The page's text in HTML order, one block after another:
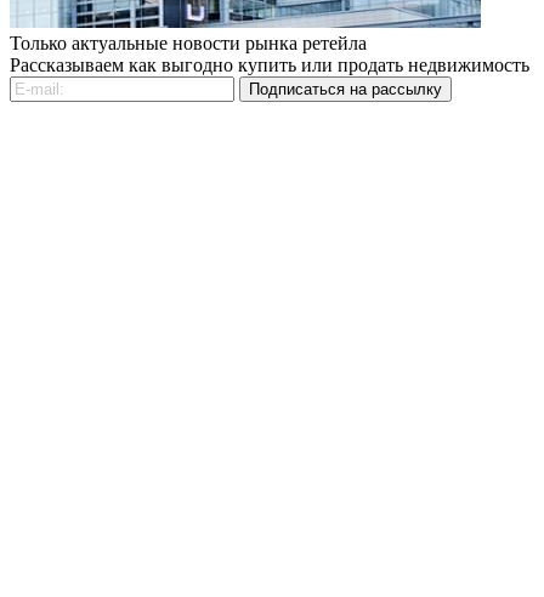
Только актуальные новости рынка ретейла
Рассказываем как выгодно купить или продать недвижимость